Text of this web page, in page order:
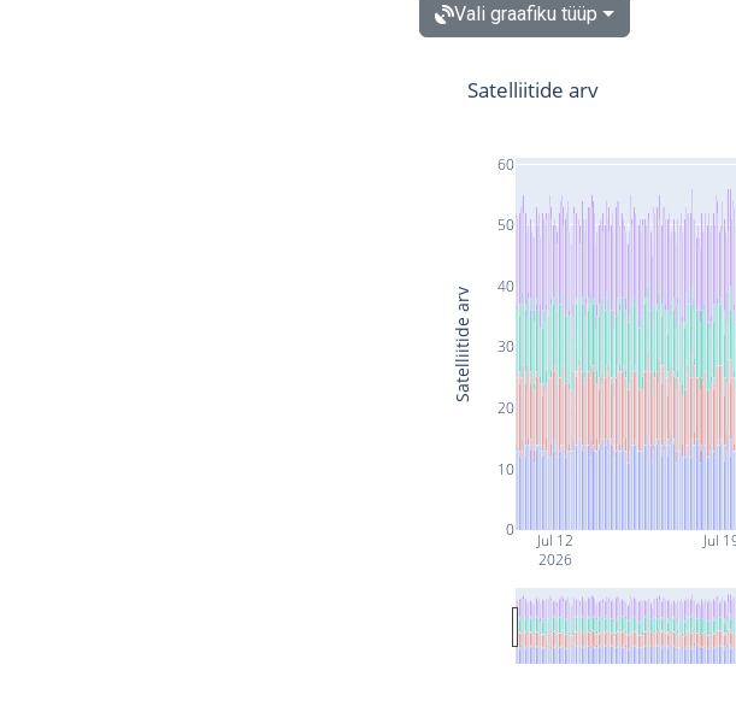
Vali graafiku tüüp
Jul 12
2026
Jul
0
10
20
30
40
50
60
Satelliitide arv
Satelliitide arv